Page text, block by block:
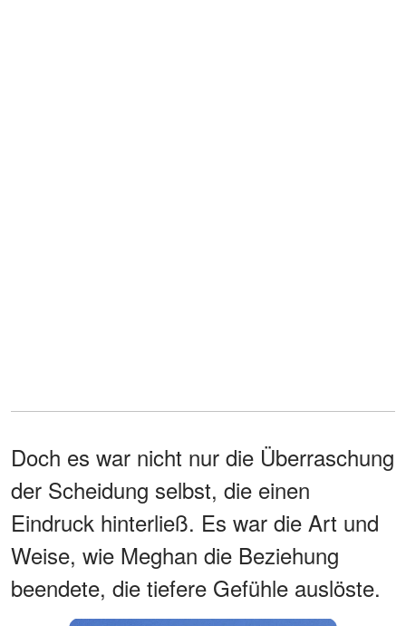
Doch es war nicht nur die Überraschung
der Scheidung selbst, die einen
Eindruck hinterließ. Es war die Art und
Weise, wie Meghan die Beziehung
beendete, die tiefere Gefühle auslöste.